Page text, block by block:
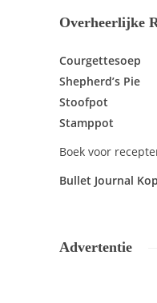
Overheerlijke
Courgettesoep
Shepherd’s Pie
Stoofpot
Stamppot
Boek voor
Bullet Journal
Advertentie